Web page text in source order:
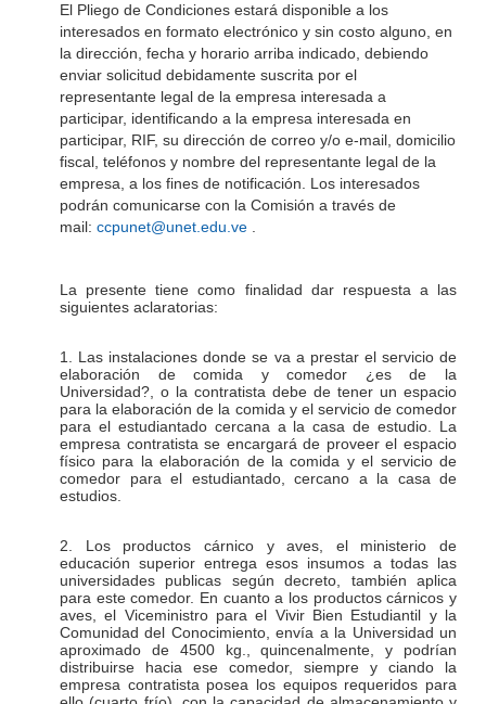
El Pliego de Condiciones estará disponible a los
interesados en formato electrónico y sin costo alguno, en
la dirección, fecha y horario arriba indicado, debiendo
enviar solicitud debidamente suscrita por el
representante legal de la empresa interesada a
participar, identificando a la empresa interesada en
participar, RIF, su dirección de correo y/o e-mail, domicilio
fiscal, teléfonos y nombre del representante legal de la
empresa, a los fines de notificación. Los interesados
podrán comunicarse con la Comisión a través de
mail: ccpunet@unet.edu.ve
La presente tiene como finalidad dar respuesta a las
siguientes aclaratorias:
1. Las instalaciones donde se va a prestar el servicio de
elaboración de comida y comedor ¿es de la
Universidad?, o la contratista debe de tener un espacio
para la elaboración de la comida y el servicio de comedor
para el estudiantado cercana a la casa de estudio. La
empresa contratista se encargará de proveer el espacio
físico para la elaboración de la comida y el servicio de
comedor para el estudiantado, cercano a la casa de
estudios.
2. Los productos cárnico y aves, el ministerio de
educación superior entrega esos insumos a todas las
universidades publicas según decreto, también aplica
para este comedor. En cuanto a los productos cárnicos y
aves, el Viceministro para el Vivir Bien Estudiantil y la
Comunidad del Conocimiento, envía a la Universidad un
aproximado de 4500 kg., quincenalmente, y podrían
distribuirse hacia ese comedor, siempre y ciando la
empresa contratista posea los equipos requeridos para